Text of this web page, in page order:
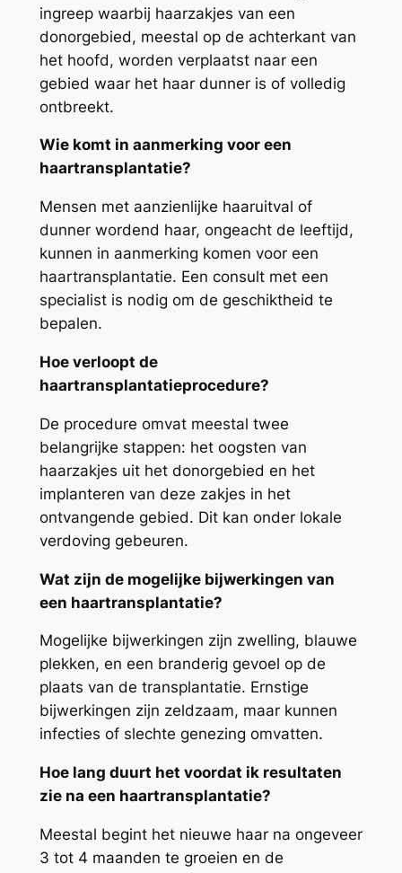
ingreep waarbij haarzakjes van een
donorgebied, meestal op de achterkant van
het hoofd, worden verplaatst naar een
gebied waar het haar dunner is of volledig
ontbreekt.
Wie komt in aanmerking voor een
haartransplantatie?
Mensen met aanzienlijke haaruitval of
dunner wordend haar, ongeacht de leeftijd,
kunnen in aanmerking komen voor een
haartransplantatie. Een consult met een
specialist is nodig om de geschiktheid te
bepalen.
Hoe verloopt de
haartransplantatieprocedure?
De procedure omvat meestal twee
belangrijke stappen: het oogsten van
haarzakjes uit het donorgebied en het
implanteren van deze zakjes in het
ontvangende gebied. Dit kan onder lokale
verdoving gebeuren.
Wat zijn de mogelijke bijwerkingen van
een haartransplantatie?
Mogelijke bijwerkingen zijn zwelling, blauwe
plekken, en een branderig gevoel op de
plaats van de transplantatie. Ernstige
bijwerkingen zijn zeldzaam, maar kunnen
infecties of slechte genezing omvatten.
Hoe lang duurt het voordat ik resultaten
zie na een haartransplantatie?
Meestal begint het nieuwe haar na ongeveer
3 tot 4 maanden te groeien en de